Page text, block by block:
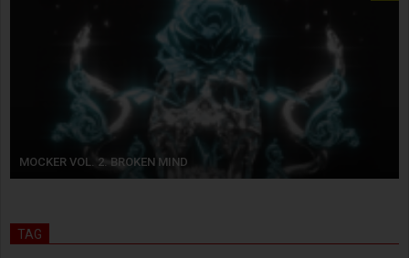
MOCKER VOL. 2. BROKEN MIND
TAG